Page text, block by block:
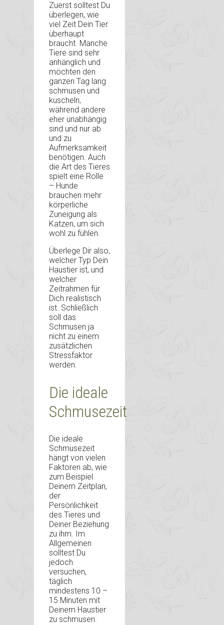
Zuerst solltest Du
überlegen, wie
viel Zeit Dein Tier
überhaupt
braucht. Manche
Tiere sind sehr
anhänglich und
möchten den
ganzen Tag lang
schmusen und
kuscheln,
während andere
eher unabhängig
sind und nur ab
und zu
Aufmerksamkeit
benötigen. Auch
die Art des Tieres
spielt eine Rolle
– Hunde
brauchen mehr
körperliche
Zuneigung als
Katzen, um sich
wohl zu fühlen.
Überlege Dir also,
welcher Typ Dein
Haustier ist, und
welcher
Zeitrahmen für
Dich realistisch
ist. Schließlich
soll das
Schmusen ja
nicht zu einem
zusätzlichen
Stressfaktor
werden.
Die ideale
Schmusezeit
Die ideale
Schmusezeit
hängt von vielen
Faktoren ab, wie
zum Beispiel
Deinem Zeitplan,
der
Persönlichkeit
des Tieres und
Deiner Beziehung
zu ihm. Im
Allgemeinen
solltest Du
jedoch
versuchen,
täglich
mindestens 10 –
15 Minuten mit
Deinem Haustier
zu schmusen.